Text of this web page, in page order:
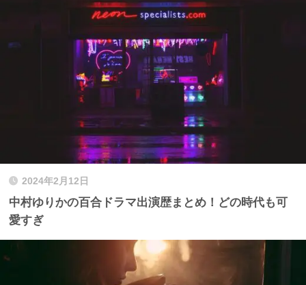
2024年2月12日
中村ゆりかの百合ドラマ出演歴まとめ！どの時代も可
愛すぎ